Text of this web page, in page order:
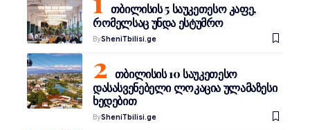
თბილისის 5 საუკეთესო კაფე,
რომელსაც უნდა ესტუმრო
BySheniTbilisi.ge
თბილისის 10 საუკეთესო
დასასვენებელი ლოკაცია ულამაზესი
ხედებით
BySheniTbilisi.ge